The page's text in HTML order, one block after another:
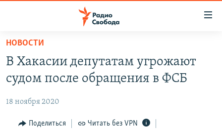
упрощенного
доступа
основному
Вернутся
АВТОРСКИЕ ПРОЕКТЫ
ЦИТАТЫ СВОБОДЫ
МНЕНИЯ
НОВОСТИ
В Хакасии депутатам угрожают
судом после обращения в ФСБ
18 ноября 2020
Поделиться Читать без VPN